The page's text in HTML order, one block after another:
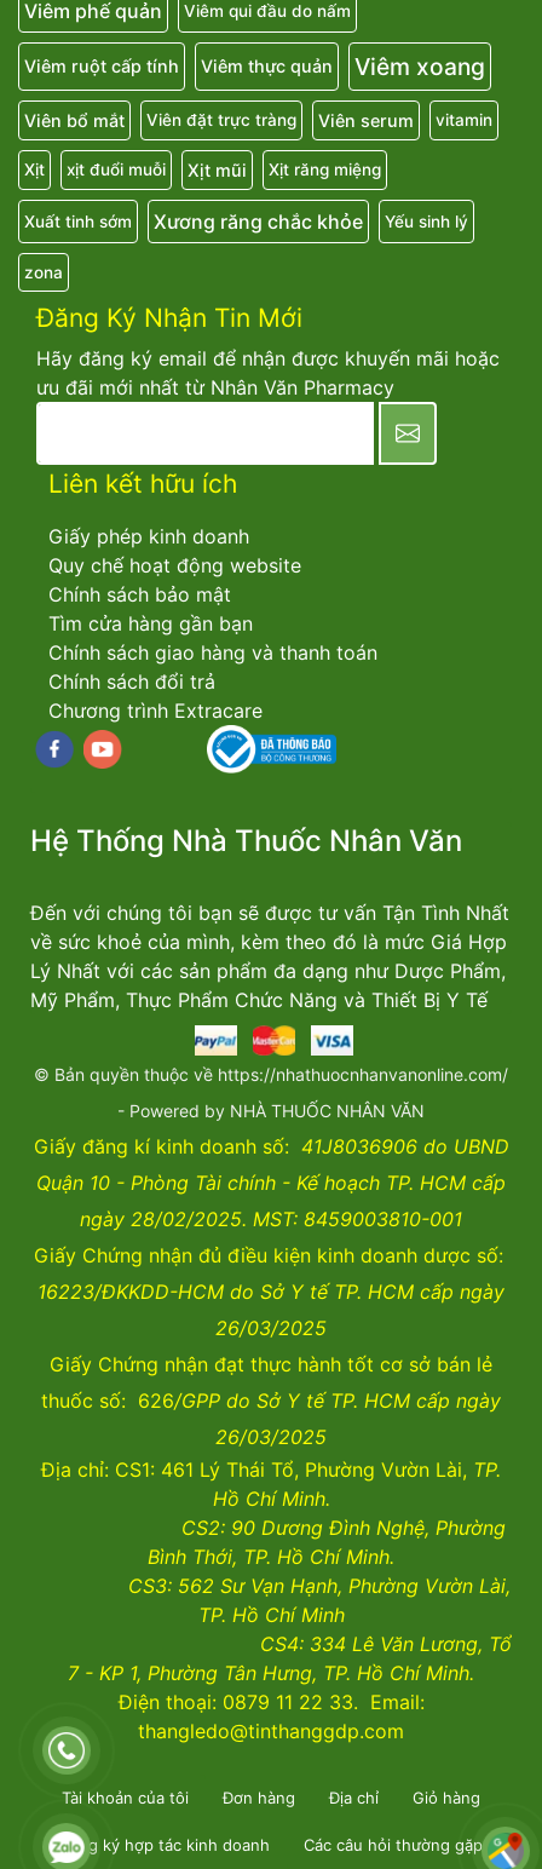
Viêm phế quản Viêm qui đầu do nấm
Viêm ruột cấp tính Viêm thực quản Viêm xoang
Viên bổ mắt Viên đặt trực tràng Viên serum vitamin
Xịt xịt đuổi muỗi Xịt mũi Xịt răng miệng
Xuất tinh sớm Xương răng chắc khỏe Yếu sinh lý
zona
Đăng Ký Nhận Tin Mới
Hãy đăng ký email để nhận được khuyến mãi hoặc
ưu đãi mới nhất từ Nhân Văn Pharmacy
newsletter
Liên kết hữu ích
Giấy phép kinh doanh
Quy chế hoạt động website
Chính sách bảo mật
Tìm cửa hàng gần bạn
Chính sách giao hàng và thanh toán
Chính sách đổi trả
Chương trình Extracare
Facebookyoutube
Hệ Thống Nhà Thuốc Nhân Văn
Đến với chúng tôi bạn sẽ được tư vấn Tận Tình Nhất
về sức khoẻ của mình, kèm theo đó là mức Giá Hợp
Lý Nhất với các sản phẩm đa dạng như Dược Phẩm,
Mỹ Phẩm, Thực Phẩm Chức Năng và Thiết Bị Y Tế
© Bản quyền thuộc về https://nhathuocnhanvanonline.com/
- Powered by NHÀ THUỐC NHÂN VĂN
Giấy đăng kí kinh doanh số: 41J8036906 do UBND
Quận 10 - Phòng Tài chính - Kế hoạch TP. HCM cấp
ngày 28/02/2025. MST: 8459003810-001
Giấy Chứng nhận đủ điều kiện kinh doanh dược số:
16223/ĐKKDD-HCM do Sở Y tế TP. HCM cấp ngày
26/03/2025
Giấy Chứng nhận đạt thực hành tốt cơ sở bán lẻ
thuốc số: 626/GPP do Sở Y tế TP. HCM cấp ngày
26/03/2025
Địa chỉ: CS1: 461 Lý Thái Tổ, Phường Vườn Lài, TP.
Hồ Chí Minh.
CS2: 90 Dương Đình Nghệ, Phường
Bình Thới, TP. Hồ Chí Minh.
CS3: 562 Sư Vạn Hạnh, Phường Vườn Lài,
TP. Hồ Chí Minh
CS4: 334 Lê Văn Lương, Tổ
7 - KP 1, Phường Tân Hưng, TP. Hồ Chí Minh.
Điện thoại: 0879 11 22 33. Email:
thangledo@tinthanggdp.com
Tài khoản của tôi Đơn hàng Địa chỉ Giỏ hàng
Đăng ký hợp tác kinh doanh Các câu hỏi thường gặp